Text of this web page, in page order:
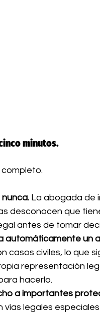
minutos.
La abogada de
desconocen que
antes de tomar
automáticamente un
casos civiles, lo que
representación
hacerlo.
a importantes
legales